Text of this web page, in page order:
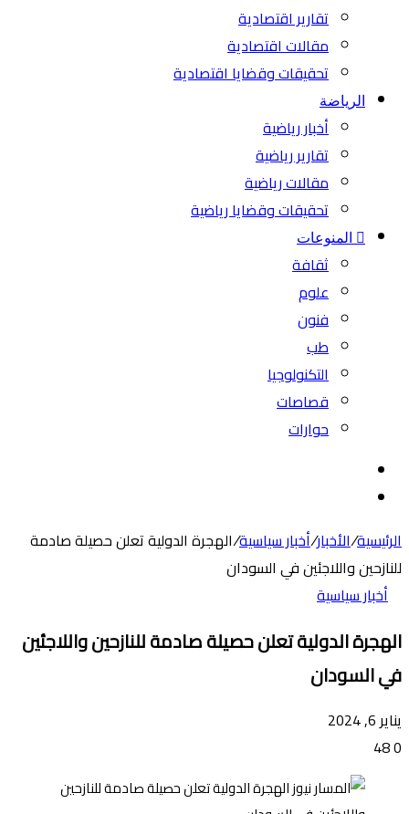
تقارير اقتصادية
مقالات اقتصادية
تحقيقات وقضايا اقتصادية
الرياضة
أخبار رياضية
تقارير رياضية
مقالات رياضية
تحقيقات وقضايا رياضية
المنوعات
ثقافة
علوم
فنون
طب
التكنولوجيا
قصاصات
حوارات
الرئيسية/الأخبار/أخبار سياسية/الهجرة الدولية تعلن حصيلة صادمة
للنازحين واللاجئين في السودان
أخبار سياسية
الهجرة الدولية تعلن حصيلة صادمة للنازحين واللاجئين
في السودان
يناير 6, 2024
0